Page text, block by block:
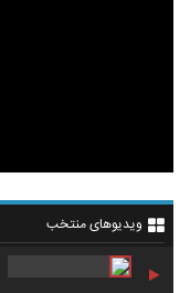
ویدیوهای منتخب